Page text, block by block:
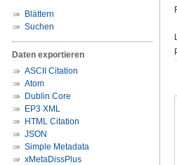
Blättern
Suchen
Daten exportieren
ASCII Citation
Atom
Dublin Core
EP3 XML
HTML Citation
JSON
Simple Metadata
xMetaDissPlus